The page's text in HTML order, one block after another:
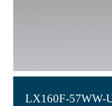
LX160F-57WW-